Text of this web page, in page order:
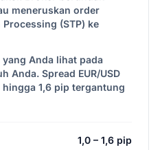
meneruskan order
(STP) ke
Anda lihat pada
Anda. Spread EUR/USD
1,6 pip tergantung
1,0 – 1,6 pip